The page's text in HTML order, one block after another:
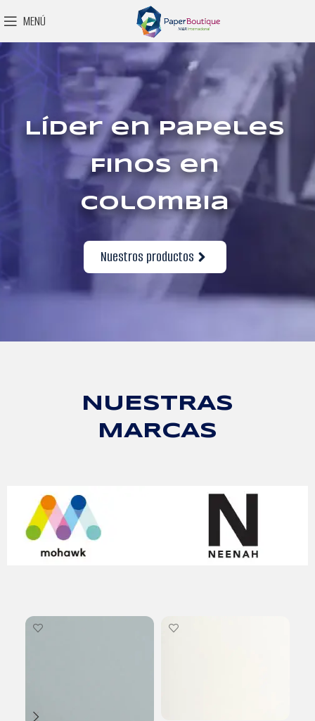
MENÚ
Líder en Papeles
Finos en
Colombia
Nuestros productos
NUESTRAS
MARCAS